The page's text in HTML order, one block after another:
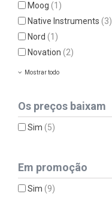
Moog(1)
Native Instruments(3)
Nord(1)
Novation(2)
Mostrar todo
Os preços baixam
Sim(5)
Em promoção
Sim(9)